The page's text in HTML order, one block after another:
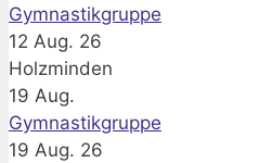
Gymnastikgruppe
12 Aug. 26
Holzminden
19 Aug.
Gymnastikgruppe
19 Aug. 26